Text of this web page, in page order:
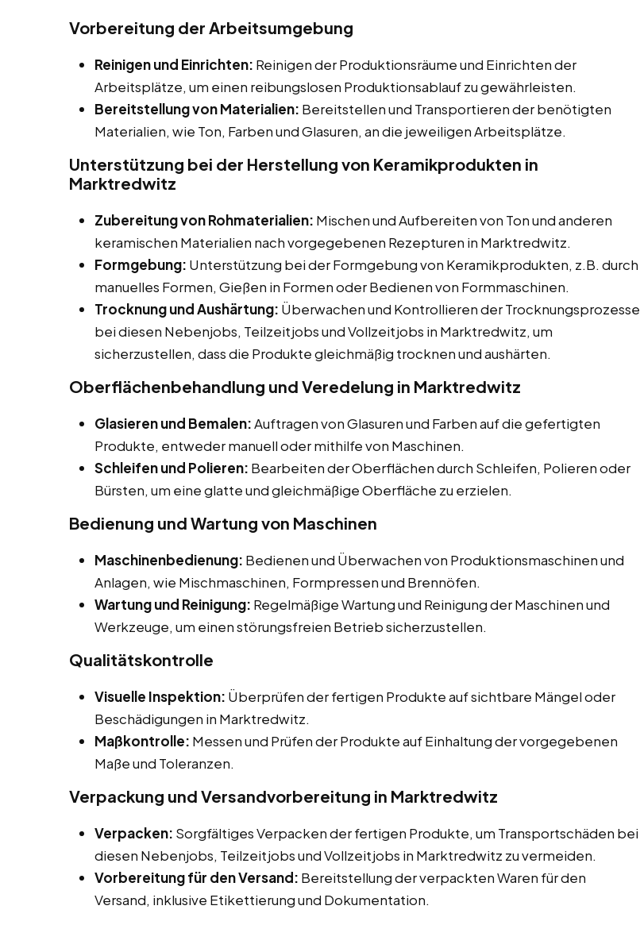
Vorbereitung der Arbeitsumgebung
Reinigen und Einrichten: Reinigen der Produktionsräume und Einrichten der
Arbeitsplätze, um einen reibungslosen Produktionsablauf zu gewährleisten.
Bereitstellung von Materialien: Bereitstellen und Transportieren der benötigten
Materialien, wie Ton, Farben und Glasuren, an die jeweiligen Arbeitsplätze.
Unterstützung bei der Herstellung von Keramikprodukten in
Marktredwitz
Zubereitung von Rohmaterialien: Mischen und Aufbereiten von Ton und anderen
keramischen Materialien nach vorgegebenen Rezepturen in Marktredwitz.
Formgebung: Unterstützung bei der Formgebung von Keramikprodukten, z.B. durch
manuelles Formen, Gießen in Formen oder Bedienen von Formmaschinen.
Trocknung und Aushärtung: Überwachen und Kontrollieren der Trocknungsprozesse
bei diesen Nebenjobs, Teilzeitjobs und Vollzeitjobs in Marktredwitz, um
sicherzustellen, dass die Produkte gleichmäßig trocknen und aushärten.
Oberflächenbehandlung und Veredelung in Marktredwitz
Glasieren und Bemalen:Auftragen von Glasuren und Farben auf die gefertigten
Produkte, entweder manuell oder mithilfe von Maschinen.
Schleifen und Polieren: Bearbeiten der Oberflächen durch Schleifen, Polieren oder
Bürsten, um eine glatte und gleichmäßige Oberfläche zu erzielen.
Bedienung und Wartung von Maschinen
Maschinenbedienung: Bedienen und Überwachen von Produktionsmaschinen und
Anlagen, wie Mischmaschinen, Formpressen und Brennöfen.
Wartung und Reinigung: Regelmäßige Wartung und Reinigung der Maschinen und
Werkzeuge, um einen störungsfreien Betrieb sicherzustellen.
Qualitätskontrolle
Visuelle Inspektion: Überprüfen der fertigen Produkte auf sichtbare Mängel oder
Beschädigungen in Marktredwitz.
Maßkontrolle: Messen und Prüfen der Produkte auf Einhaltung der vorgegebenen
Maße und Toleranzen.
Verpackung und Versandvorbereitung in Marktredwitz
Verpacken: Sorgfältiges Verpacken der fertigen Produkte, um Transportschäden bei
diesen Nebenjobs, Teilzeitjobs und Vollzeitjobs in Marktredwitz zu vermeiden.
Vorbereitung für den Versand: Bereitstellung der verpackten Waren für den
Versand, inklusive Etikettierung und Dokumentation.